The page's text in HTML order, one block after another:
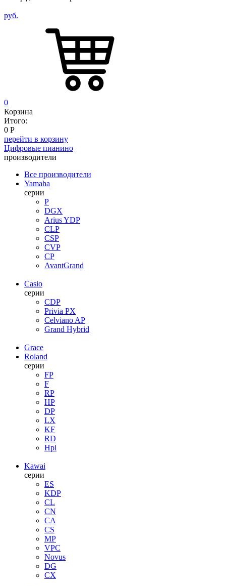
руб.
0
Корзина
Итого:
0 Р
перейти в корзину
Цифровые пианино
производители
Все производители
Yamaha
серии
P
DGX
Arius YDP
CLP
CSP
CVP
CP
AvantGrand
Casio
серии
CDP
Privia PX
Celviano AP
Grand Hybrid
Grace
Roland
серии
FP
F
RP
HP
DP
LX
KF
RD
Hpi
Kawai
серии
ES
KDP
CL
CN
CA
CS
MP
VPC
Novus
DG
CX